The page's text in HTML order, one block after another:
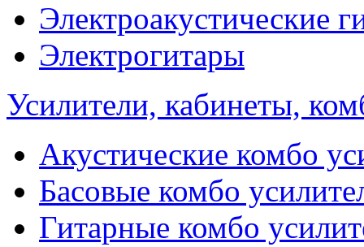
Электроакустические
Электрогитары
Усилители, кабинеты,
Акустические комбо
Басовые комбо
Гитарные комбо